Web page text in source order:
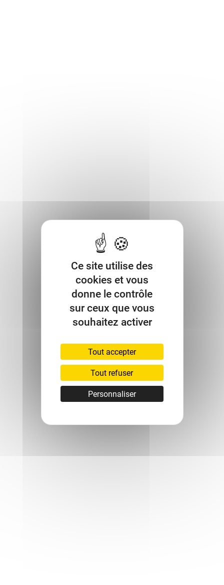
Ce site utilise des
cookies et vous
donne le contrôle
sur ceux que vous
souhaitez activer
Tout accepter
Tout refuser
Personnaliser